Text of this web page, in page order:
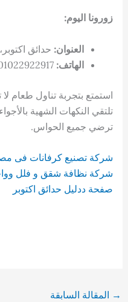
زورونا اليوم:
العنوان: حدائق
الهاتف:
استمتع بتجربة تناول طعام
تلتقي النكهات الشهية
ترضي جميع الحواس.
شركة تصنيع كرفانات فى
شركة نظافة شقق و فلل
صفحة ددليل حدائق اكتوبر
→ المقالة السابقة